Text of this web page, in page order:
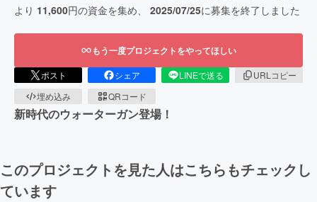
より 11,600円の資金を集め、 2025/07/25に募集を終了しました
もう一度プロジェクトをやってほしい
ポスト シェア LINEで送る
URLコピー
埋め込み
QRコード
新時代のウォーターガン登場！
このプロジェクトを見た人はこちらもチェックし
ています